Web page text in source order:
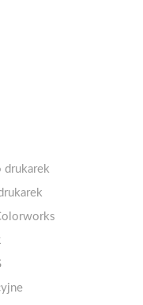
drukarek
kółka
usuwalny
na wilgoć
110mm
50-99mm
25-49mm
110mm